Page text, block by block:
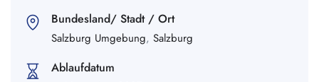
Bundesland/ Stadt / Ort
Salzburg Umgebung, Salzburg
Ablaufdatum